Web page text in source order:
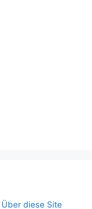
Über diese Site